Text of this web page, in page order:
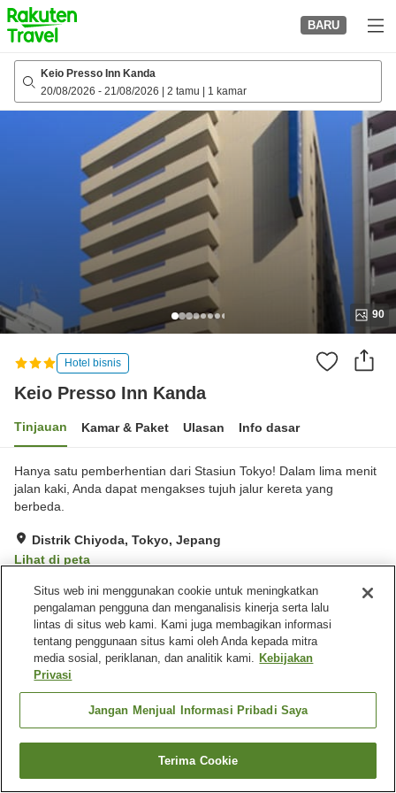
to
top
page
BARU
Keio Presso Inn Kanda
20/08/2026 - 21/08/2026 2 tamu 1 kamar
90
Hotel bisnis
Keio Presso Inn Kanda
Tinjauan Kamar & Paket Ulasan Info dasar
Hanya satu pemberhentian dari Stasiun Tokyo! Dalam lima menit
jalan kaki, Anda dapat mengakses tujuh jalur kereta yang
berbeda.
Distrik Chiyoda, Tokyo, Jepang
Lihat di peta
Sangat baik Ulasan:1,049
Fasilitas properti
Wi-Fi
Spa / Salon kecantikan
Mesin penjual otomatis
Beranda Jepang Tokyo
Distrik Chiyoda
Keio Presso Inn Kanda
Cari kamar
Situs web ini menggunakan cookie untuk meningkatkan
pengalaman pengguna dan menganalisis kinerja serta lalu
lintas di situs web kami. Kami juga membagikan informasi
tentang penggunaan situs kami oleh Anda kepada mitra
media sosial, periklanan, dan analitik kami. Kebijakan
Privasi
Jangan Menjual Informasi Pribadi Saya
Terima Cookie